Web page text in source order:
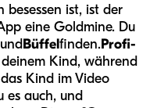
besessen ist, ist der
eine Goldmine. Du
undBüffelfinden.Profi-
Kind, während
Kind im Video
es auch, und